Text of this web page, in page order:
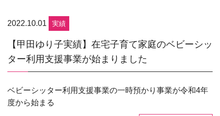
2022.10.01 実績
【甲田ゆり子実績】在宅子育て家庭のベビーシッ
ター利用支援事業が始まりました
ベビーシッター利用支援事業の一時預かり事業が令和4年
度から始まる